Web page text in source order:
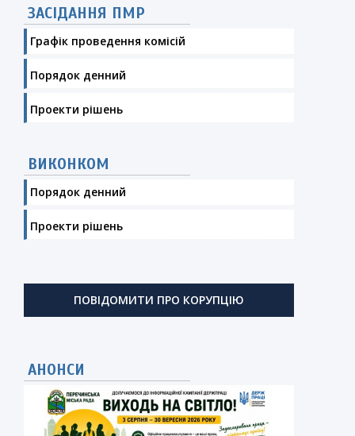
ЗАСІДАННЯ ПМР
Графік проведення комісій
Порядок денний
Проекти рішень
ВИКОНКОМ
Порядок денний
Проекти рішень
ПОВІДОМИТИ ПРО КОРУПЦІЮ
АНОНСИ